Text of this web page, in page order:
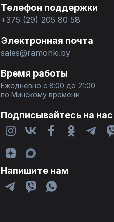
Телефон поддержки
+375 (29) 205 80 58
Электронная почта
sales@ramonki.by
Время работы
Ежедневно с 8:00 до 21:00
по Минскому времени
Подписывайтесь на нас
Напишите нам